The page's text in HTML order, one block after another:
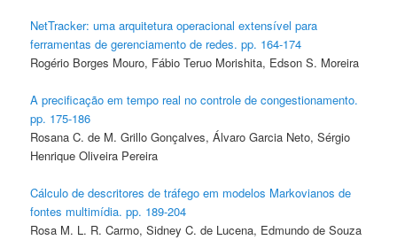
NetTracker: uma arquitetura operacional extensível para
ferramentas de gerenciamento de redes. pp. 164-174
Rogério Borges Mouro, Fábio Teruo Morishita, Edson S. Moreira
A precificação em tempo real no controle de congestionamento.
pp. 175-186
Rosana C. de M. Grillo Gonçalves, Álvaro Garcia Neto, Sérgio
Henrique Oliveira Pereira
Cálculo de descritores de tráfego em modelos Markovianos de
fontes multimídia. pp. 189-204
Rosa M. L. R. Carmo, Sidney C. de Lucena, Edmundo de Souza